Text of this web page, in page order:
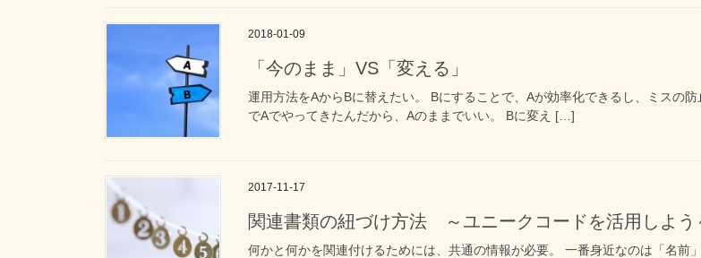
2018-01-09
「今のまま」VS「変える」
運用方法をAからBに替えたい。 Bにすることで、Aが効率化できるし、ミス
でAでやってきたんだから、Aのままでいい。 Bに変え […]
2017-11-17
関連書類の紐づけ方法 ～ユニークコードを活用しよう
何かと何かを関連付けるためには、共通の情報が必要。 一番身近なのは「名